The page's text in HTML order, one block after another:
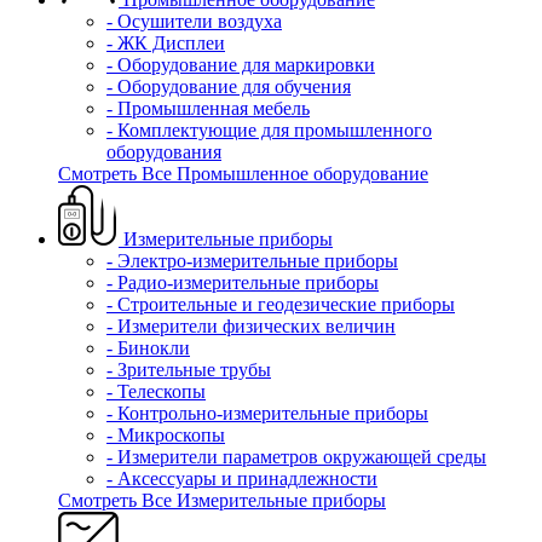
- Осушители воздуха
- ЖК Дисплеи
- Оборудование для маркировки
- Оборудование для обучения
- Промышленная мебель
- Комплектующие для промышленного
оборудования
Смотреть Все Промышленное оборудование
Измерительные приборы
- Электро-измерительные приборы
- Радио-измерительные приборы
- Строительные и геодезические приборы
- Измерители физических величин
- Бинокли
- Зрительные трубы
- Телескопы
- Контрольно-измерительные приборы
- Микроскопы
- Измерители параметров окружающей среды
- Аксессуары и принадлежности
Смотреть Все Измерительные приборы